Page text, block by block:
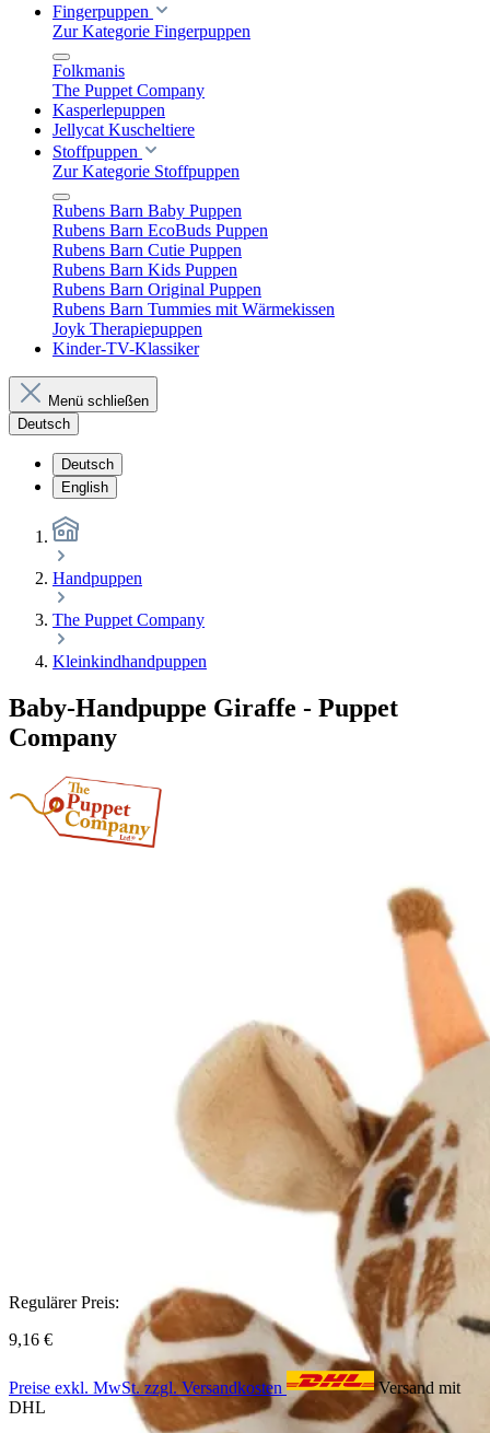
Fingerpuppen
Zur Kategorie Fingerpuppen
Folkmanis
The Puppet Company
Kasperlepuppen
Jellycat Kuscheltiere
Stoffpuppen
Zur Kategorie Stoffpuppen
Rubens Barn Baby Puppen
Rubens Barn EcoBuds Puppen
Rubens Barn Cutie Puppen
Rubens Barn Kids Puppen
Rubens Barn Original Puppen
Rubens Barn Tummies mit Wärmekissen
Joyk Therapiepuppen
Kinder-TV-Klassiker
Menü schließen
Deutsch
Deutsch
English
Handpuppen
The Puppet Company
Kleinkindhandpuppen
Baby-Handpuppe Giraffe - Puppet
Company
Regulärer Preis:
9,16 €
Preise exkl. MwSt. zzgl. Versandkosten
Versand mit
DHL